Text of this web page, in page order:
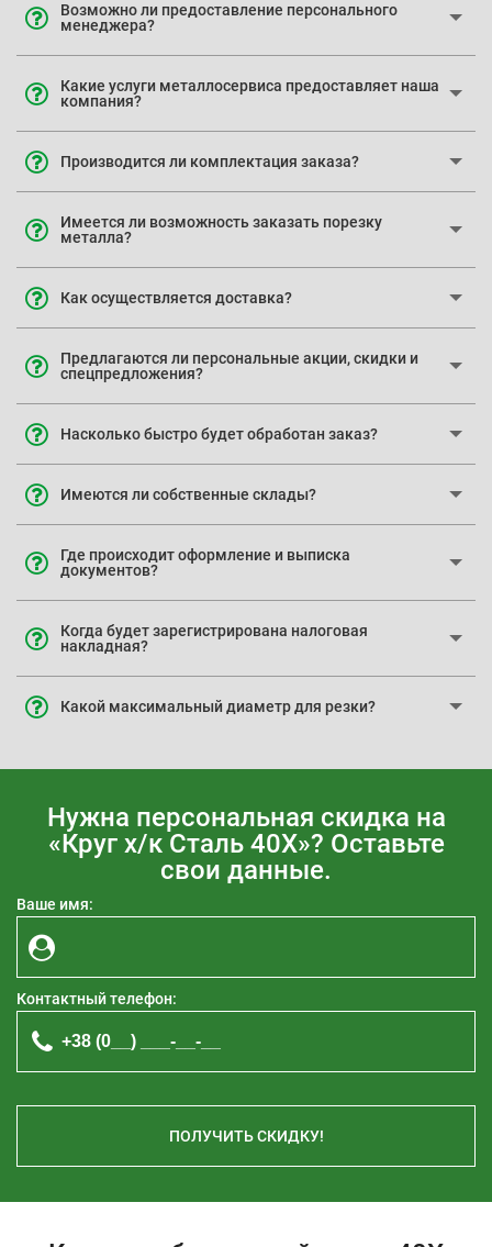
Возможно ли предоставление персонального
менеджера?
Какие услуги металлосервиса предоставляет наша
компания?
Производится ли комплектация заказа?
Имеется ли возможность заказать порезку
металла?
Как осуществляется доставка?
Предлагаются ли персональные акции, скидки и
спецпредложения?
Насколько быстро будет обработан заказ?
Имеются ли собственные склады?
Где происходит оформление и выписка
документов?
Когда будет зарегистрирована налоговая
накладная?
Какой максимальный диаметр для резки?
Нужна персональная скидка на
«Круг х/к Сталь 40Х»? Оставьте
свои данные.
Ваше имя:
Контактный телефон:
ПОЛУЧИТЬ СКИДКУ!